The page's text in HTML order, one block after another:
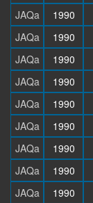
JAQa
1990
JAQa
1990
JAQa
1990
JAQa
1990
JAQa
1990
JAQa
1990
JAQa
1990
JAQa
1990
JAQa
1990